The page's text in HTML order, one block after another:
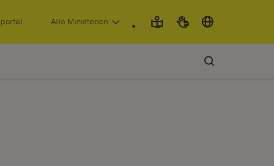
(Öffnet in neuem Fenster)
Alle Ministerien